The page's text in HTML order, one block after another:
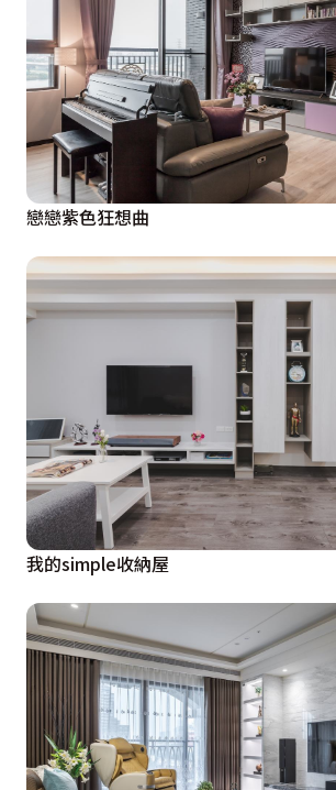
戀戀紫色狂想曲
我的simple收納屋